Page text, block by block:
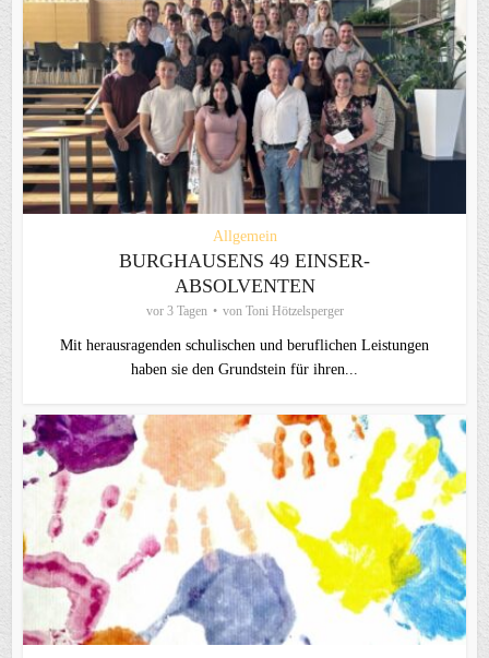
Allgemein
BURGHAUSENS 49 EINSER-
ABSOLVENTEN
vor 3 Tagen von Toni Hötzelsperger
Mit herausragenden schulischen und beruflichen Leistungen
haben sie den Grundstein für ihren...